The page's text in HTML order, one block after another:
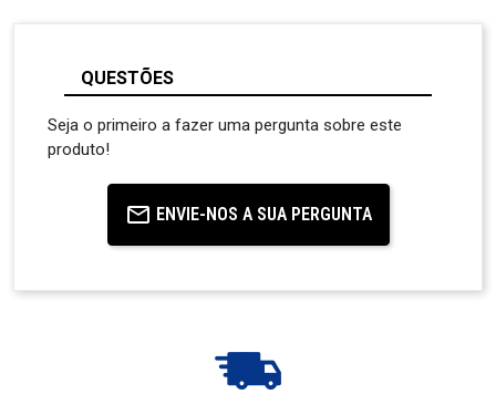
QUESTÕES
Seja o primeiro a fazer uma pergunta sobre este
produto!
ENVIE-NOS A SUA PERGUNTA